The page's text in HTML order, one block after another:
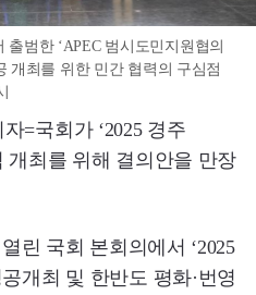
범한 ‘APEC 범시도민지원협의
개최를 위한 민간 협력의 구심점
=국회가 ‘2025 경주
개최를 위해 결의안을 만장
린 국회 본회의에서 ‘2025
개최 및 한반도 평화·번영